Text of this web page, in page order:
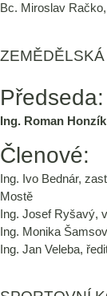
Bc. Miroslav
Předseda:
Ing. Roman Honzík
Členové:
Ing. Ivo Bednár,
Mostě
Ing. Josef Ryšavý,
Ing. Monika
Ing. Jan Veleba,